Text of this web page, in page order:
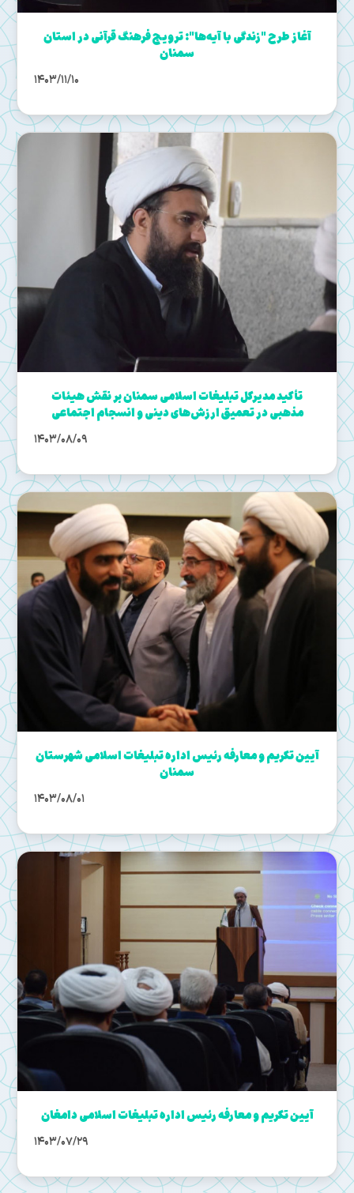
آغاز طرح "زندگی با آیه‌ها": ترویج فرهنگ قرآنی در استان
سمنان
1403/11/10
تأکید مدیرکل تبلیغات اسلامی سمنان بر نقش هیئات
مذهبی در تعمیق ارزش‌های دینی و انسجام اجتماعی
1403/08/09
آیین تکریم و معارفه رئیس اداره تبلیغات اسلامی شهرستان
سمنان
1403/08/01
آیین تکریم و معارفه رئیس اداره تبلیغات اسلامی دامغان
1403/07/29